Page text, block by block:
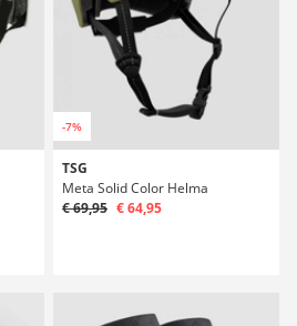
-7%
TSG
Meta Solid Color Helma
€ 69,95 € 64,95